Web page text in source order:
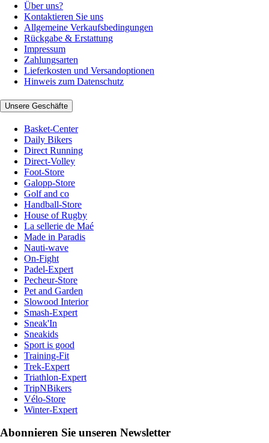
Über uns?
Kontaktieren Sie uns
Allgemeine Verkaufsbedingungen
Rückgabe & Erstattung
Impressum
Zahlungsarten
Lieferkosten und Versandoptionen
Hinweis zum Datenschutz
Unsere Geschäfte
Basket-Center
Daily Bikers
Direct Running
Direct-Volley
Foot-Store
Galopp-Store
Golf and co
Handball-Store
House of Rugby
La sellerie de Maé
Made in Paradis
Nauti-wave
On-Fight
Padel-Expert
Pecheur-Store
Pet and Garden
Slowood Interior
Smash-Expert
Sneak'In
Sneakids
Sport is good
Training-Fit
Trek-Expert
Triathlon-Expert
TripNBikers
Vélo-Store
Winter-Expert
Abonnieren Sie unseren Newsletter